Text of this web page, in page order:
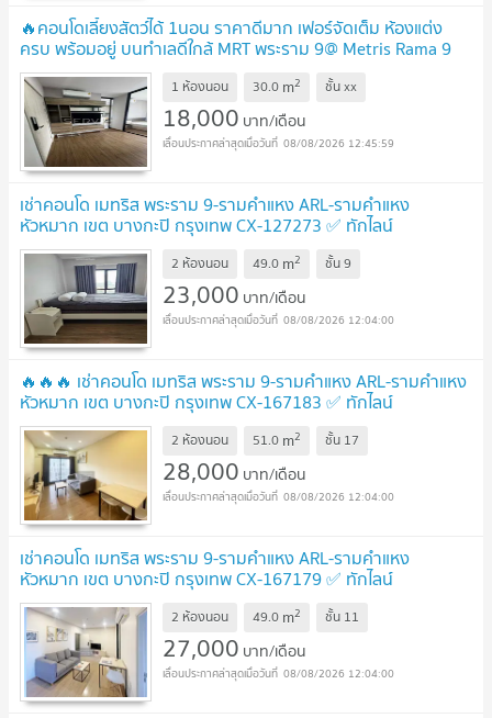
🔥คอนโดเลี้ยงสัตว์ได้ 1นอน ราคาดีมาก เฟอร์จัดเต็ม ห้องแต่ง
ครบ พร้อมอยู่ บนทำเลดีใกล้ MRT พระราม 9@ Metris Rama 9
Ramkhamhaeng
1 ห้องนอน 30.0 m2 ชั้นxx
18,000 บาท/เดือน
08/08/2026 12:45:59
เช่าคอนโด เมทริส พระราม 9-รามคำแหง ARL-รามคำแหง
หัวหมาก เขต บางกะปิ กรุงเทพ CX-127273 ✅ ทักไลน์
@connexproperty ตอบทันที ทีมงานมืออาชีพ ✅
2 ห้องนอน 49.0 m2 ชั้น9
23,000 บาท/เดือน
08/08/2026 12:04:00
🔥🔥🔥 เช่าคอนโด เมทริส พระราม 9-รามคำแหง ARL-รามคำแหง
หัวหมาก เขต บางกะปิ กรุงเทพ CX-167183 ✅ ทักไลน์
@connexproperty ตอบทันที ทีมงานมืออาชีพ ✅ 🔥🔥🔥
2 ห้องนอน 51.0 m2 ชั้น 17
28,000 บาท/เดือน
08/08/2026 12:04:00
เช่าคอนโด เมทริส พระราม 9-รามคำแหง ARL-รามคำแหง
หัวหมาก เขต บางกะปิ กรุงเทพ CX-167179 ✅ ทักไลน์
@connexproperty ตอบทันที ทีมงานมืออาชีพ ✅
2 ห้องนอน 49.0 m2 ชั้น 11
27,000 บาท/เดือน
08/08/2026 12:04:00